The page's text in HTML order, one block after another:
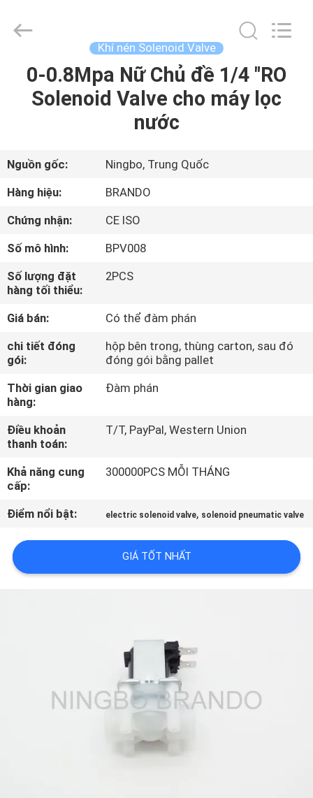
NHÀ
VỀ
CHÚNG
CHUYẾN
THAM
QUAN
NHÀ
KIỂM
SOÁT
CHẤT
LƯỢNG
LIÊN
HỆ
VỚI
Brando
Hardware
Reserved.
Khí nén Solenoid Valve
0-0.8Mpa Nữ Chủ đề 1/4 "RO
Solenoid Valve cho máy lọc
nước
Nguồn gốc:
Ningbo, Trung Quốc
Hàng hiệu:
BRANDO
Chứng nhận:
CE ISO
Số mô hình:
BPV008
Số lượng đặt
hàng tối thiểu:
2PCS
Giá bán:
Có thể đàm phán
chi tiết đóng
gói:
hộp bên trong, thùng carton, sau đó
đóng gói bằng pallet
Thời gian giao
hàng:
Đàm phán
Điều khoản
thanh toán:
T/T, PayPal, Western Union
Khả năng cung
cấp:
300000PCS MỖI THÁNG
Điểm nổi bật: electric solenoid valve, solenoid pneumatic valve
GIÁ TỐT NHẤT